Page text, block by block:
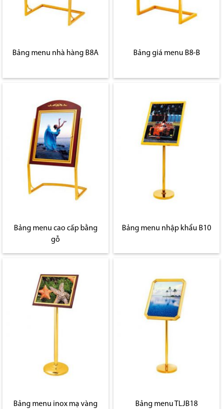
Bảng menu nhà hàng B8A Bảng giá menu B8-B
Bảng menu cao cấp bằng
gỗ
Bảng menu nhập khẩu B10
Bảng menu inox mạ vàng
Bảng menu TLJB18